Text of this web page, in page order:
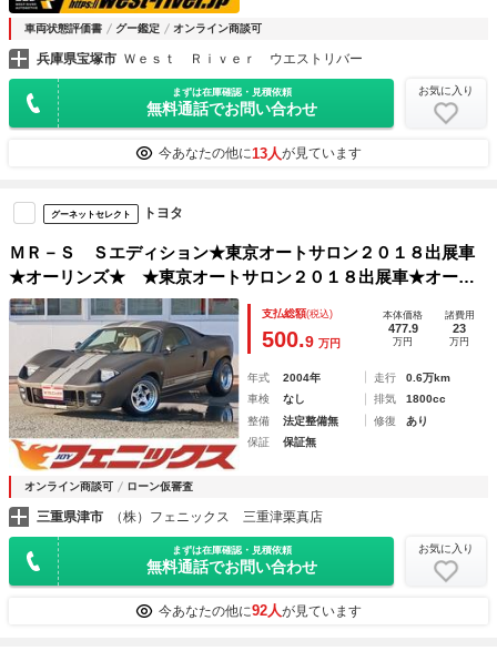
車両状態評価書 グー鑑定 オンライン商談可
兵庫県宝塚市 Ｗｅｓｔ Ｒｉｖｅｒ ウエストリバー
まずは在庫確認・見積依頼
無料通話でお問い合わせ
お気に入り
今あなたの他に13人が見ています
グーネットセレクト トヨタ
ＭＲ－Ｓ Ｓエディション★東京オートサロン２０１８出展車
★オーリンズ★ ★東京オートサロン２０１８出展車★オーリ
ンズ車高調★ＷＯＲＫＭＥＩＳＴＥＲ★６速ＭＴ★茶本革シー
ト★ナルディ革巻きステアリング★ブリスターフェンダー★ダ
ックテール★ＥＴＣ★ワンオフマフラー★キーレス★
支払総額(税込)
500.9 万円
本体価格
477.9
万円
諸費用
23
万円
年式 2004年 走行
0.6万km
車検
なし 排気
1800cc
整備
法定整備無 修復
あり
保証
保証無
オンライン商談可 ローン仮審査
三重県津市 （株）フェニックス 三重津栗真店
まずは在庫確認・見積依頼
無料通話でお問い合わせ
お気に入り
今あなたの他に92人が見ています